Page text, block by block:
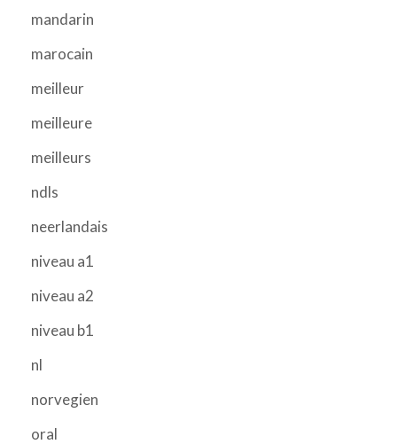
mandarin
marocain
meilleur
meilleure
meilleurs
ndls
neerlandais
niveau a1
niveau a2
niveau b1
nl
norvegien
oral